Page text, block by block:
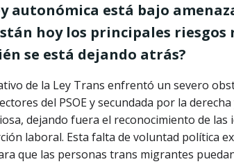
autonómica está bajo
hoy los principales
se está dejando atrás?
de la Ley Trans enfrentó un severo
del PSOE y secundada por la
dejando fuera el reconocimiento de
laboral. Esta falta de voluntad política
que las personas trans migrantes